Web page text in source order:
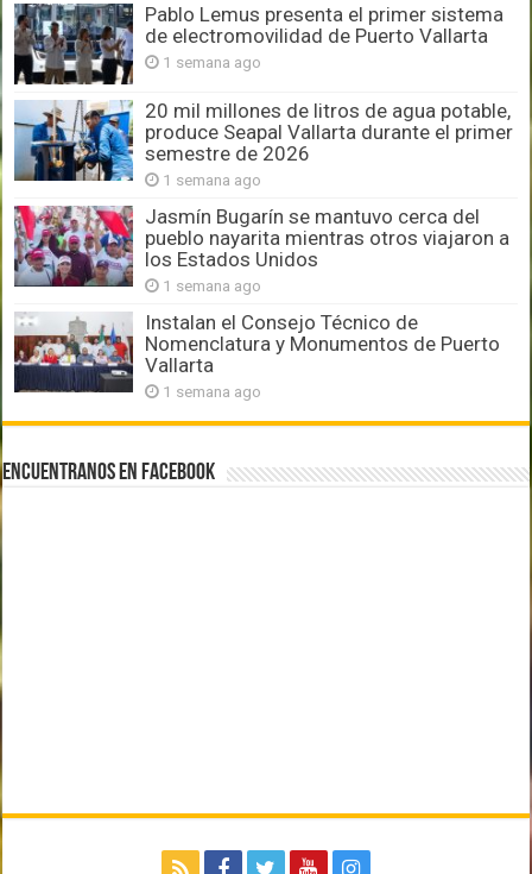
Pablo Lemus presenta el primer sistema
de electromovilidad de Puerto Vallarta
1 semana ago
20 mil millones de litros de agua potable,
produce Seapal Vallarta durante el primer
semestre de 2026
1 semana ago
Jasmín Bugarín se mantuvo cerca del
pueblo nayarita mientras otros viajaron a
los Estados Unidos
1 semana ago
Instalan el Consejo Técnico de
Nomenclatura y Monumentos de Puerto
Vallarta
1 semana ago
Encuentranos en Facebook